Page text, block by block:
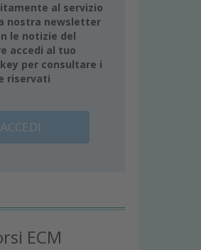
al servizio
nostra newsletter
le notizie del
accedi al tuo
per consultare i
riservati
ACCEDI
ECM